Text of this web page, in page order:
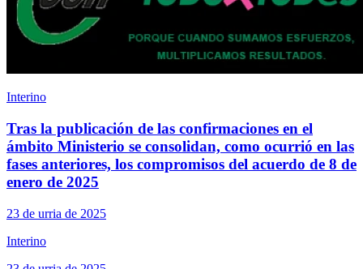
Interino
Tras la publicación de las confirmaciones en el
ámbito Ministerio se consolidan, como ocurrió en las
fases anteriores, los compromisos del acuerdo de 8 de
enero de 2025
23 de urria de 2025
Interino